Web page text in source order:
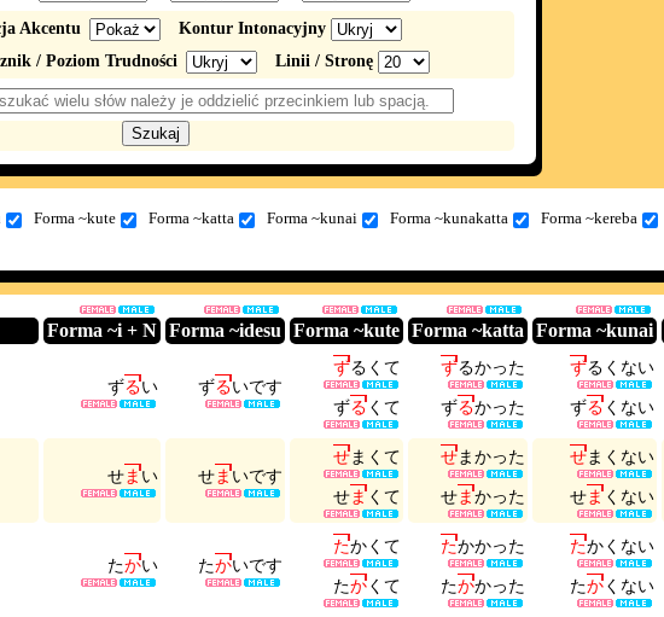
Akcentu
Kontur Intonacyjny
/ Poziom Trudności
Linii / Stronę
Forma ~kute Forma ~katta Forma ~kunai Forma ~kunakatta Forma ~kereba
Forma ~i + N Forma ~idesu Forma ~kute Forma ~katta Forma ~kunai
ずるい ずるいです
ずる く て
ずるく て
ずるかった
ずるかった
ずる く ない
ずるく ない
せまい せまいです
せま く て
せまく て
せまかった
せまかった
せま く ない
せまく ない
たかい たかいです
たかく て
たかく て
たかかった
たかかった
たかく ない
たかく ない